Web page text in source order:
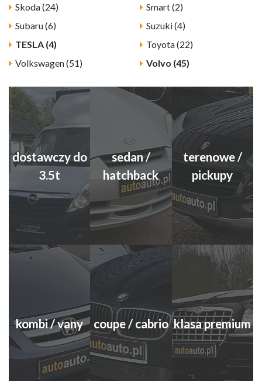
Skoda (24)
Smart (2)
Subaru (6)
Suzuki (4)
TESLA (4)
Toyota (22)
Volkswagen (51)
Volvo (45)
dostawczy do
3.5t
sedan /
hatchback
terenowe /
pickupy
kombi / vany coupe / cabrio klasa premium